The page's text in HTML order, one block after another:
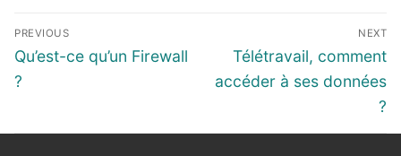
PREVIOUS
Qu’est-ce qu’un Firewall
?
NEXT
Télétravail, comment
accéder à ses données
?